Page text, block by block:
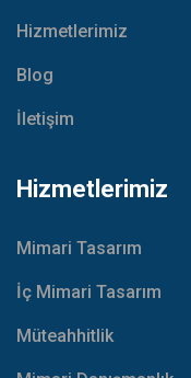
Hizmetlerimiz
Blog
İletişim
Hizmetlerimiz
Mimari Tasarım
İç Mimari Tasarım
Müteahhitlik